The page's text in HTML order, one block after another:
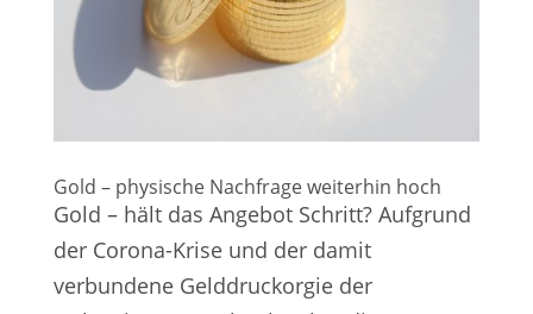
Gold – physische Nachfrage weiterhin hoch
Gold – hält das Angebot Schritt? Aufgrund
der Corona-Krise und der damit
verbundene Gelddruckorgie der